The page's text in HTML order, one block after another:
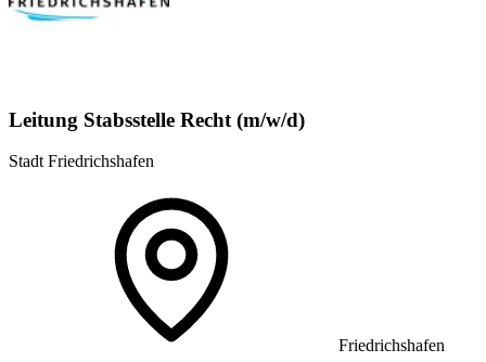
Leitung Stabsstelle Recht (m/w/d)
Stadt Friedrichshafen
Friedrichshafen